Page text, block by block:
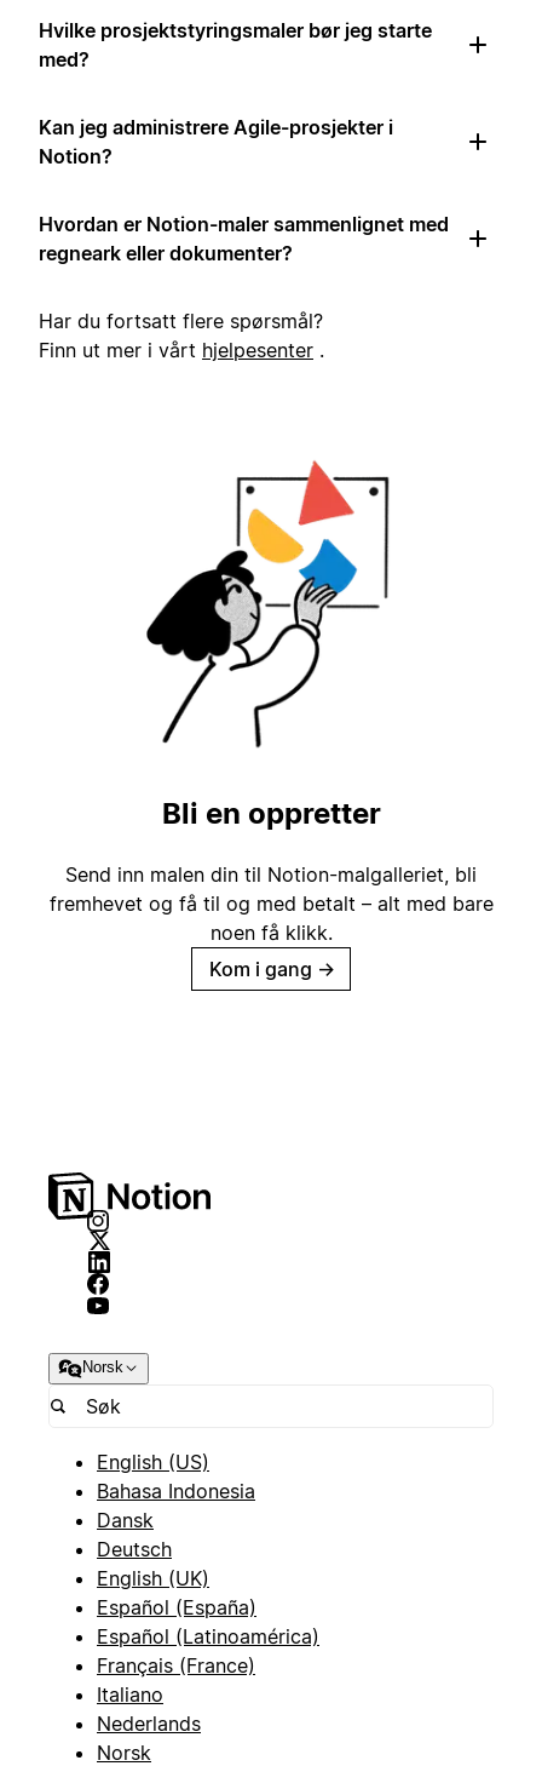
Hvilke prosjektstyringsmaler bør jeg starte
med?
Kan jeg administrere Agile-prosjekter i
Notion?
Hvordan er Notion-maler sammenlignet med
regneark eller dokumenter?
Har du fortsatt flere spørsmål?
Finn ut mer i vårt hjelpesenter .
Bli en oppretter
Send inn malen din til Notion-malgalleriet, bli
fremhevet og få til og med betalt – alt med bare
noen få klikk.
Kom i gang →
Norsk
English (US)
Bahasa Indonesia
Dansk
Deutsch
English (UK)
Español (España)
Español (Latinoamérica)
Français (France)
Italiano
Nederlands
Norsk